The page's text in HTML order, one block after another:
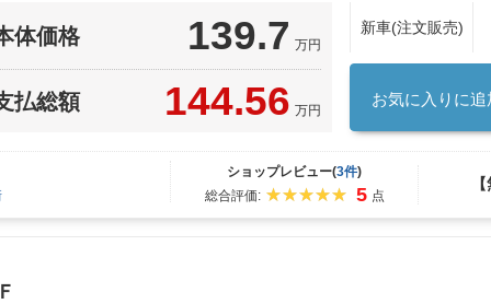
体価格 139.7 万円
払総額 144.56 万円
新車(注文販売)
お気に入りに追
ショップレビュー(3件)
総合評価:
5 点